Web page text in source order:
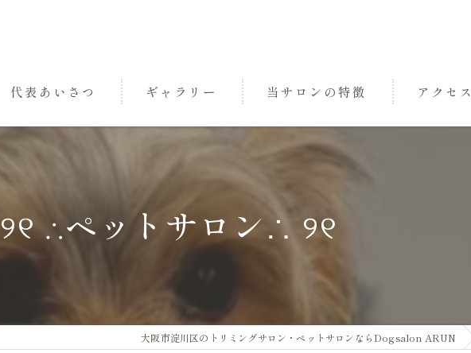
代表あいさつ ギャラリー 当サロンの特徴
小型犬
アクセス
୨୧ ∴ペットサロン∴ ୨୧
大阪市淀川区のトリミングサロン・ペットサロンならDogsalon ARUN